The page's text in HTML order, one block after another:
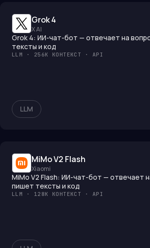
Grok 4
X AI
Grok 4: ИИ-чат-бот — отвечает на
тексты и код
LLM · 256K КОНТЕКСТ · API
LLM
MiMo V2 Flash
Xiaomi
MiMo V2 Flash: ИИ-чат-бот — отвечает
пишет тексты и код
LLM · 128K КОНТЕКСТ · API